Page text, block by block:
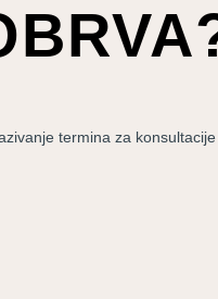
termina za